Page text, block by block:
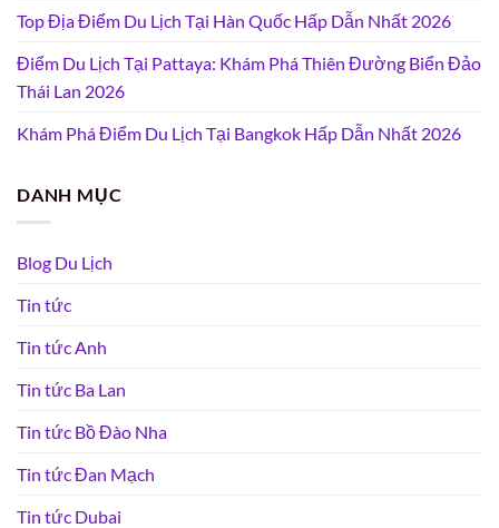
Top Địa Điểm Du Lịch Tại Hàn Quốc Hấp Dẫn Nhất 2026
Điểm Du Lịch Tại Pattaya: Khám Phá Thiên Đường Biển Đảo
Thái Lan 2026
Khám Phá Điểm Du Lịch Tại Bangkok Hấp Dẫn Nhất 2026
DANH MỤC
Blog Du Lịch
Tin tức
Tin tức Anh
Tin tức Ba Lan
Tin tức Bồ Đào Nha
Tin tức Đan Mạch
Tin tức Dubai